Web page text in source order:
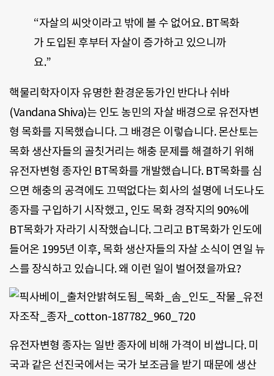
“자살의 씨앗이라고 밖에 볼 수 없어요. BT목화
가 도입된 후부터 자살이 증가하고 있으니까
요.”
핵물리학자이자 유명한 환경운동가인 반다나 쉬바
(Vandana Shiva)는 인도 농민의 자살 배경으로 유전자변
형 목화를 지목했습니다. 그 배경은 이렇습니다. 몬산토는
목화 생산자들의 골칫거리는 해충 문제를 해결하기 위해
유전자변형 종자인 BT목화를 개발했습니다. BT목화를 심
으면 해충의 공격에도 끄떡없다는 회사의 설명에 너도나도
종자를 구입하기 시작했고, 인도 목화 경작지의 90%에
BT목화가 자라기 시작했습니다. 그리고 BT목화가 인도에
들어온 1995년 이후, 목화 생산자들의 자살 소식이 연일 뉴
스를 장식하고 있습니다. 왜 이런 일이 벌어졌을까요?
유전자변형 종자는 일반 종자에 비해 가격이 비쌉니다. 미
국과 같은 선진국에서는 국가 보조금을 받기 때문에 생산